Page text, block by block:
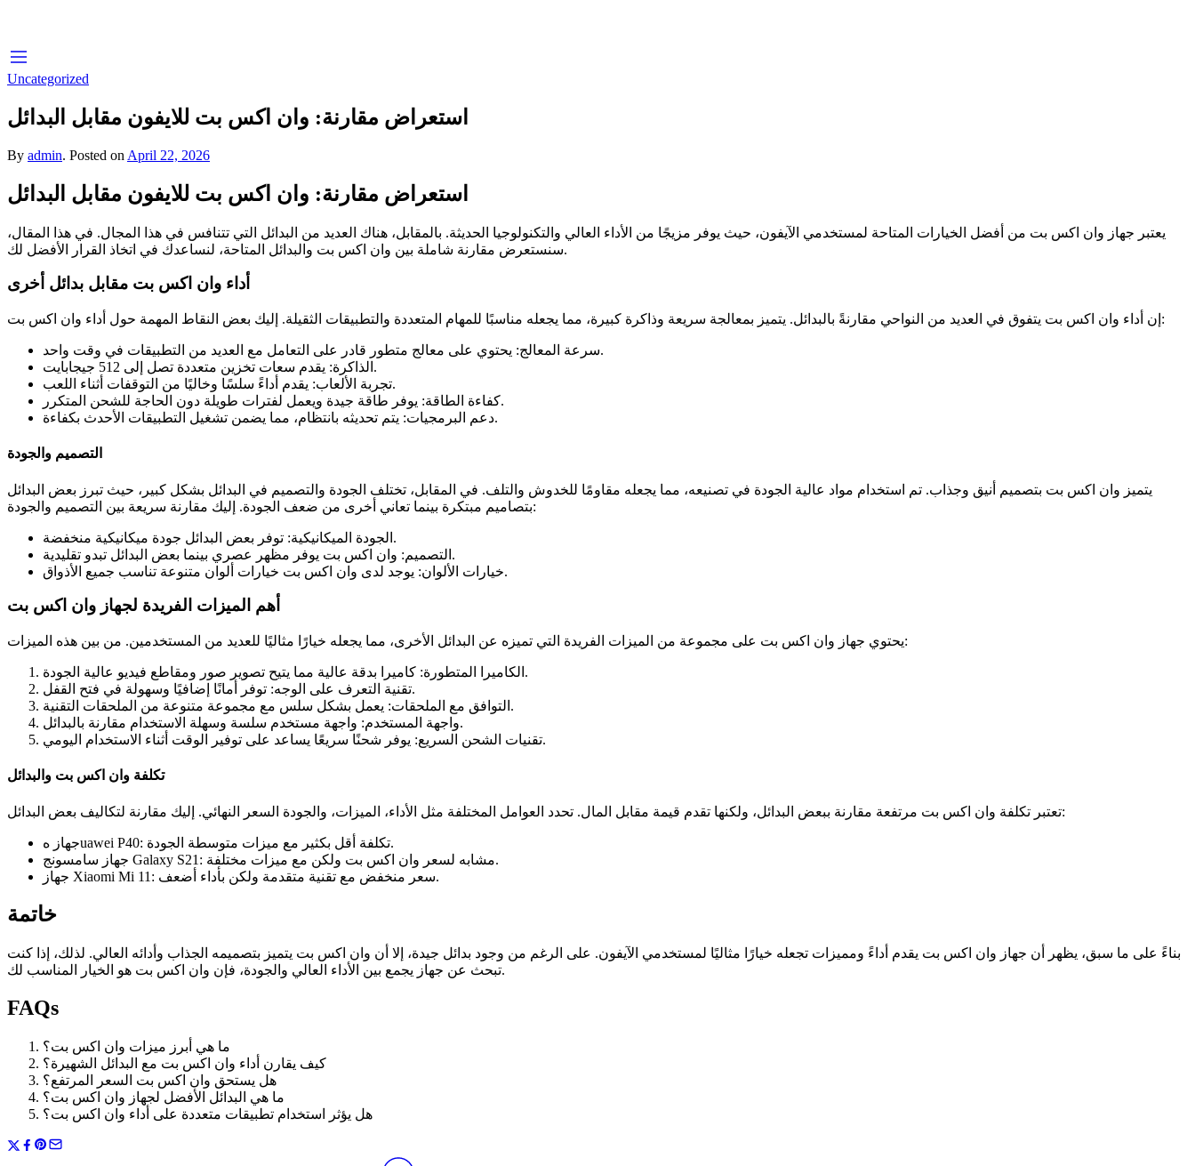
Uncategorized
استعراض مقارنة: وان اكس بت للايفون مقابل البدائل
By admin. Posted on April 22, 2026
استعراض مقارنة: وان اكس بت للايفون مقابل البدائل
يعتبر جهاز وان اكس بت من أفضل الخيارات المتاحة لمستخدمي الآيفون، حيث يوفر مزيجًا من الأداء العالي والتكنولوجيا الحديثة. بالمقابل، هناك العديد من البدائل التي تتنافس في هذا المجال. في هذا المقال،
سنستعرض مقارنة شاملة بين وان اكس بت والبدائل المتاحة، لنساعدك في اتخاذ القرار الأفضل لك.
أداء وان اكس بت مقابل بدائل أخرى
إن أداء وان اكس بت يتفوق في العديد من النواحي مقارنةً بالبدائل. يتميز بمعالجة سريعة وذاكرة كبيرة، مما يجعله مناسبًا للمهام المتعددة والتطبيقات الثقيلة. إليك بعض النقاط المهمة حول أداء وان اكس بت:
سرعة المعالج: يحتوي على معالج متطور قادر على التعامل مع العديد من التطبيقات في وقت واحد.
الذاكرة: يقدم سعات تخزين متعددة تصل إلى 512 جيجابايت.
تجربة الألعاب: يقدم أداءً سلسًا وخاليًا من التوقفات أثناء اللعب.
كفاءة الطاقة: يوفر طاقة جيدة ويعمل لفترات طويلة دون الحاجة للشحن المتكرر.
دعم البرمجيات: يتم تحديثه بانتظام، مما يضمن تشغيل التطبيقات الأحدث بكفاءة.
التصميم والجودة
يتميز وان اكس بت بتصميم أنيق وجذاب. تم استخدام مواد عالية الجودة في تصنيعه، مما يجعله مقاومًا للخدوش والتلف. في المقابل، تختلف الجودة والتصميم في البدائل بشكل كبير، حيث تبرز بعض البدائل
بتصاميم مبتكرة بينما تعاني أخرى من ضعف الجودة. إليك مقارنة سريعة بين التصميم والجودة:
الجودة الميكانيكية: توفر بعض البدائل جودة ميكانيكية منخفضة.
التصميم: وان اكس بت يوفر مظهر عصري بينما بعض البدائل تبدو تقليدية.
خيارات الألوان: يوجد لدى وان اكس بت خيارات ألوان متنوعة تناسب جميع الأذواق.
أهم الميزات الفريدة لجهاز وان اكس بت
يحتوي جهاز وان اكس بت على مجموعة من الميزات الفريدة التي تميزه عن البدائل الأخرى، مما يجعله خيارًا مثاليًا للعديد من المستخدمين. من بين هذه الميزات:
الكاميرا المتطورة: كاميرا بدقة عالية مما يتيح تصوير صور ومقاطع فيديو عالية الجودة.
تقنية التعرف على الوجه: توفر أمانًا إضافيًا وسهولة في فتح القفل.
التوافق مع الملحقات: يعمل بشكل سلس مع مجموعة متنوعة من الملحقات التقنية.
واجهة المستخدم: واجهة مستخدم سلسة وسهلة الاستخدام مقارنة بالبدائل.
تقنيات الشحن السريع: يوفر شحنًا سريعًا يساعد على توفير الوقت أثناء الاستخدام اليومي.
تكلفة وان اكس بت والبدائل
تعتبر تكلفة وان اكس بت مرتفعة مقارنة ببعض البدائل، ولكنها تقدم قيمة مقابل المال. تحدد العوامل المختلفة مثل الأداء، الميزات، والجودة السعر النهائي. إليك مقارنة لتكاليف بعض البدائل:
جهاز هuawei P40: تكلفة أقل بكثير مع ميزات متوسطة الجودة.
جهاز سامسونج Galaxy S21: مشابه لسعر وان اكس بت ولكن مع ميزات مختلفة.
جهاز Xiaomi Mi 11: سعر منخفض مع تقنية متقدمة ولكن بأداء أضعف.
خاتمة
بناءً على ما سبق، يظهر أن جهاز وان اكس بت يقدم أداءً ومميزات تجعله خيارًا مثاليًا لمستخدمي الآيفون. على الرغم من وجود بدائل جيدة، إلا أن وان اكس بت يتميز بتصميمه الجذاب وأدائه العالي. لذلك، إذا كنت
تبحث عن جهاز يجمع بين الأداء العالي والجودة، فإن وان اكس بت هو الخيار المناسب لك.
FAQs
ما هي أبرز ميزات وان اكس بت؟
كيف يقارن أداء وان اكس بت مع البدائل الشهيرة؟
هل يستحق وان اكس بت السعر المرتفع؟
ما هي البدائل الأفضل لجهاز وان اكس بت؟
هل يؤثر استخدام تطبيقات متعددة على أداء وان اكس بت؟